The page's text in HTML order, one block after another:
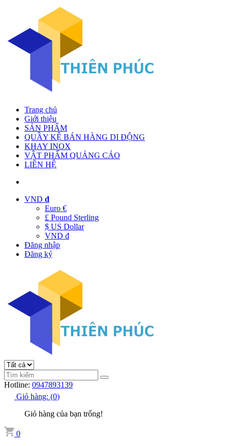
Trang chủ
Giới thiệu
SẢN PHẨM
QUẦY KỆ BÁN HÀNG DI ĐỘNG
KHAY INOX
VẬT PHẨM QUẢNG CÁO
LIÊN HỆ
VND đ
Euro €
£ Pound Sterling
$ US Dollar
VND đ
Đăng nhập
Đăng ký
Hotline: 0947893139
Giỏ hàng: (0)
Giỏ hàng của bạn trống!
0